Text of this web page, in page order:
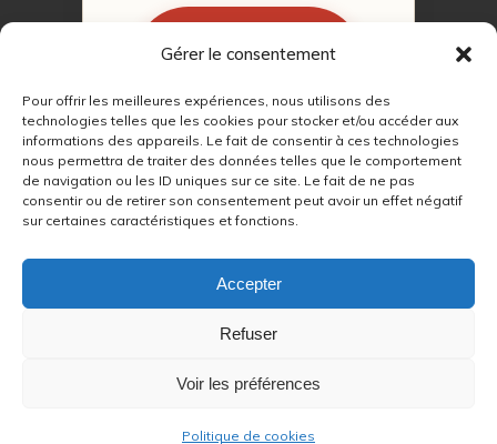
Gérer le consentement
Pour offrir les meilleures expériences, nous utilisons des
technologies telles que les cookies pour stocker et/ou accéder aux
informations des appareils. Le fait de consentir à ces technologies
nous permettra de traiter des données telles que le comportement
de navigation ou les ID uniques sur ce site. Le fait de ne pas
consentir ou de retirer son consentement peut avoir un effet négatif
sur certaines caractéristiques et fonctions.
Accepter
Refuser
Voir les préférences
Politique de cookies
RENDEZ-VOUS
© 2022 – 2026Autour du Feu 77
RGPD
lien|